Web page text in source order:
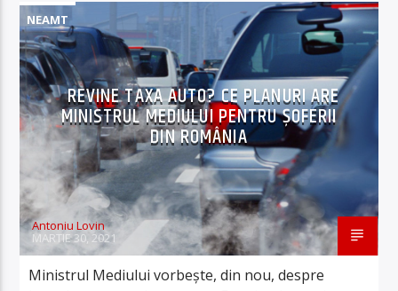
NEAMT
REVINE TAXA AUTO? CE PLANURI ARE
MINISTRUL MEDIULUI PENTRU ȘOFERII
DIN ROMÂNIA
Antoniu Lovin
MARTIE 30, 2021
Ministrul Mediului vorbește, din nou, despre